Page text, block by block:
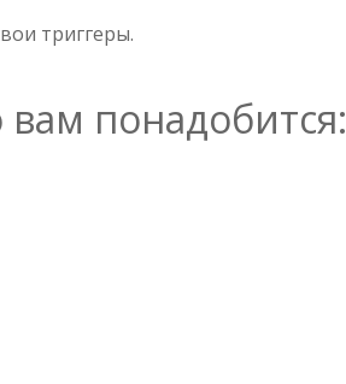
триггеры.
понадобится: